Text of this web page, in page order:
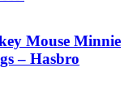
Mouse Minnie
– Hasbro